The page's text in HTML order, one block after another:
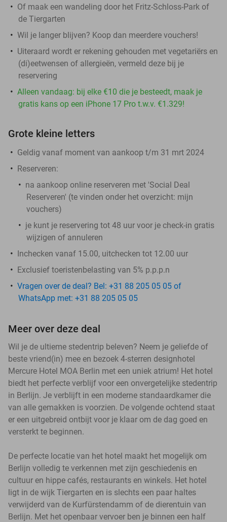
Of maak een wandeling door het Fritz-Schloss-Park of
de Tiergarten
Wil je langer blijven? Koop dan meerdere vouchers!
Uiteraard wordt er rekening gehouden met vegetariërs en
(di)eetwensen of allergieën, vermeld deze bij je
reservering
Alleen vandaag: bij elke €10 die je besteedt, maak je
gratis kans op een iPhone 17 Pro t.w.v. €1.329!
Grote kleine letters
Geldig vanaf moment van aankoop t/m 31 mrt 2024
Reserveren:
na aankoop online reserveren met 'Social Deal
Reserveren' (te vinden onder het overzicht: mijn
vouchers)
je kunt je reservering tot 48 uur voor je check-in gratis
wijzigen of annuleren
Inchecken vanaf 15.00, uitchecken tot 12.00 uur
Exclusief toeristenbelasting van 5% p.p.p.n
Vragen over de deal? Bel: +31 88 205 05 05 of
WhatsApp met: +31 88 205 05 05
Meer over deze deal
Wil je de ultieme stedentrip beleven? Neem je geliefde of
beste vriend(in) mee en bezoek 4-sterren designhotel
Mercure Hotel MOA Berlin met een uniek atrium! Het hotel
biedt het perfecte verblijf voor een onvergetelijke stedentrip
in Berlijn. Je verblijft in een moderne standaardkamer die
van alle gemakken is voorzien. De volgende ochtend staat
er een uitgebreid ontbijt voor je klaar om de dag goed en
versterkt te beginnen.
De perfecte locatie van het hotel maakt het mogelijk om
Berlijn volledig te verkennen met zijn geschiedenis en
cultuur en hippe cafés, restaurants en winkels. Het hotel
ligt in de wijk Tiergarten en is slechts een paar haltes
verwijderd van de Kurfürstendamm of de dierentuin van
Berlijn. Met het openbaar vervoer ben je binnen een half